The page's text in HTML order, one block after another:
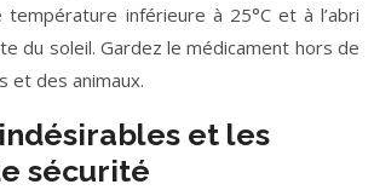
inférieure à 25°C et à l’abri
du soleil. Gardez le médicament hors de
et des animaux.
et les
sécurité